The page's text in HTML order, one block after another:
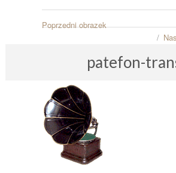
Poprzedni obrazek
patefon-